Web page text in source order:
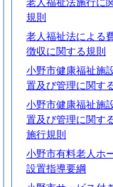
規則
老人福祉法による
徴収に関する規則
小野市健康福祉施
置及び管理に関す
小野市健康福祉施
置及び管理に関す
施行規則
小野市有料老人ホ
設置指導要綱